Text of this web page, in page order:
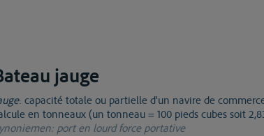
jauge
: capacité totale ou partielle d'un navire de
en tonneaux (un tonneau = 100 pieds cubes soit
: port en lourd force portative